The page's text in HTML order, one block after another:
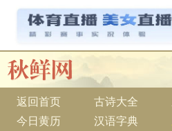
返回首页 古诗大全
今日黄历
汉语字典